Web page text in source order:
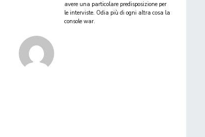
avere una particolare predisposizione per
le interviste. Odia più di ogni altra cosa la
console war.